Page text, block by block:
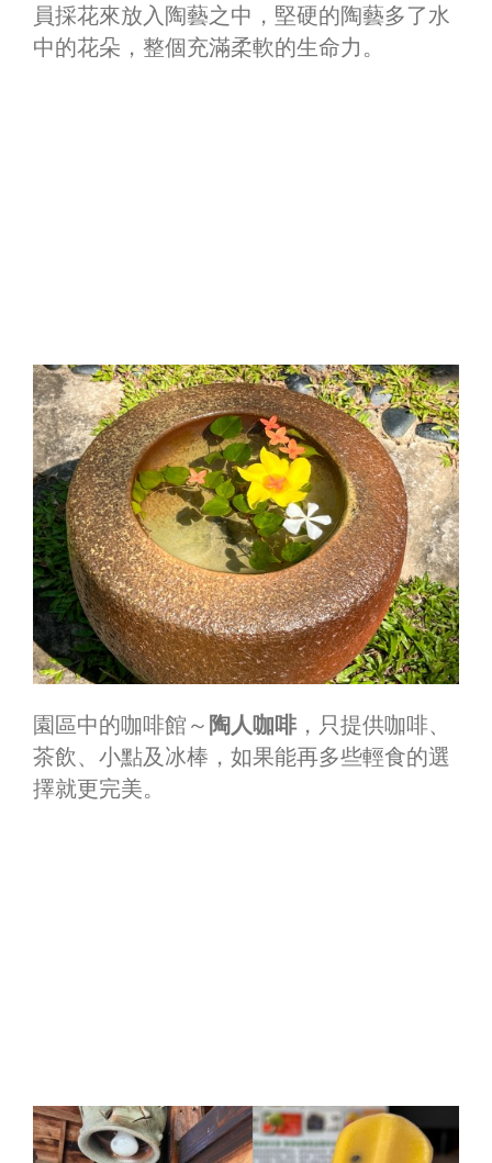
員採花來放入陶藝之中，堅硬的陶藝多了水
中的花朵，整個充滿柔軟的生命力。
園區中的咖啡館～ 陶人咖啡，只提供咖啡、
茶飲、小點及冰棒，如果能再多些輕食的選
擇就更完美。